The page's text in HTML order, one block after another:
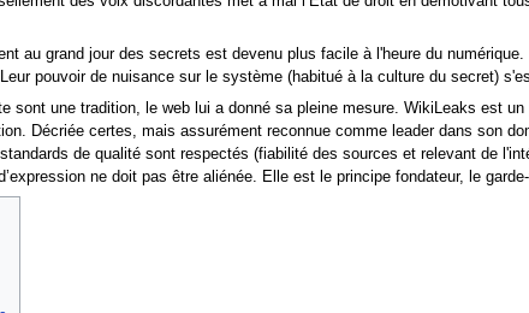
au grand jour des secrets est devenu plus facile à l'heure du
pouvoir de nuisance sur le système (habitué à la culture du secret)
sont une tradition, le web lui a donné sa pleine mesure. WikiLeaks est
Décriée certes, mais assurément reconnue comme leader dans son
de qualité sont respectés (fiabilité des sources et relevant de
ne doit pas être aliénée. Elle est le principe fondateur, le